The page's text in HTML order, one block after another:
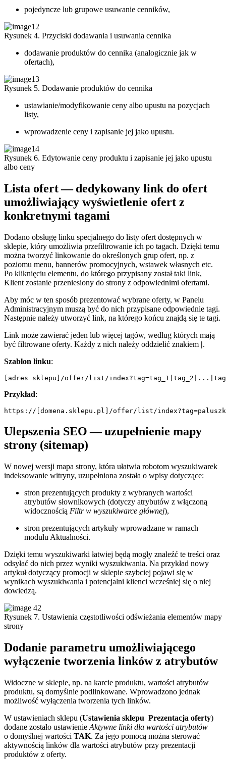
pojedyncze lub grupowe usuwanie cenników,
Rysunek 4. Przyciski dodawania i usuwania cennika
dodawanie produktów do cennika (analogicznie jak w
ofertach),
Rysunek 5. Dodawanie produktów do cennika
ustawianie/modyfikowanie ceny albo upustu na pozycjach
listy,
wprowadzenie ceny i zapisanie jej jako upustu.
Rysunek 6. Edytowanie ceny produktu i zapisanie jej jako upustu
albo ceny
Lista ofert — dedykowany link do ofert
umożliwiający wyświetlenie ofert z
konkretnymi tagami
Dodano obsługę linku specjalnego do listy ofert dostępnych w
sklepie, który umożliwia przefiltrowanie ich po tagach. Dzięki temu
można tworzyć linkowanie do określonych grup ofert, np. z
poziomu menu, bannerów promocyjnych, wstawek własnych etc.
Po kliknięciu elementu, do którego przypisany został taki link,
Klient zostanie przeniesiony do strony z odpowiednimi ofertami.
Aby móc w ten sposób prezentować wybrane oferty, w Panelu
Administracyjnym muszą być do nich przypisane odpowiednie tagi.
Następnie należy utworzyć link, na którego końcu znajdą się te tagi.
Link może zawierać jeden lub więcej tagów, według których mają
być filtrowane oferty. Każdy z nich należy oddzielić znakiem |.
Szablon linku:
[adres sklepu]/offer/list/
Przykład:
https://[domena.sklepu.pl]/offer/list/
Ulepszenia SEO — uzupełnienie mapy
strony (sitemap)
W nowej wersji mapa strony, która ułatwia robotom wyszukiwarek
indeksowanie witryny, uzupełniona została o wpisy dotyczące:
stron prezentujących produkty z wybranych wartości
atrybutów słownikowych (dotyczy atrybutów z włączoną
widocznością Filtr w wyszukiwarce głównej),
stron prezentujących artykuły wprowadzane w ramach
modułu Aktualności.
Dzięki temu wyszukiwarki łatwiej będą mogły znaleźć te treści oraz
odsyłać do nich przez wyniki wyszukiwania. Na przykład nowy
artykuł dotyczący promocji w sklepie szybciej pojawi się w
wynikach wyszukiwania i potencjalni klienci wcześniej się o niej
dowiedzą.
Rysunek 7. Ustawienia częstotliwości odświeżania elementów mapy
strony
Dodanie parametru umożliwiającego
wyłączenie tworzenia linków z atrybutów
Widoczne w sklepie, np. na karcie produktu, wartości atrybutów
produktu, są domyślnie podlinkowane. Wprowadzono jednak
możliwość wyłączenia tworzenia tych linków.
W ustawieniach sklepu (Ustawienia sklepu Prezentacja oferty)
dodane zostało ustawienie Aktywne linki dla wartości atrybutów
o domyślnej wartości TAK. Za jego pomocą można sterować
aktywnością linków dla wartości atrybutów przy prezentacji
produktów z oferty.